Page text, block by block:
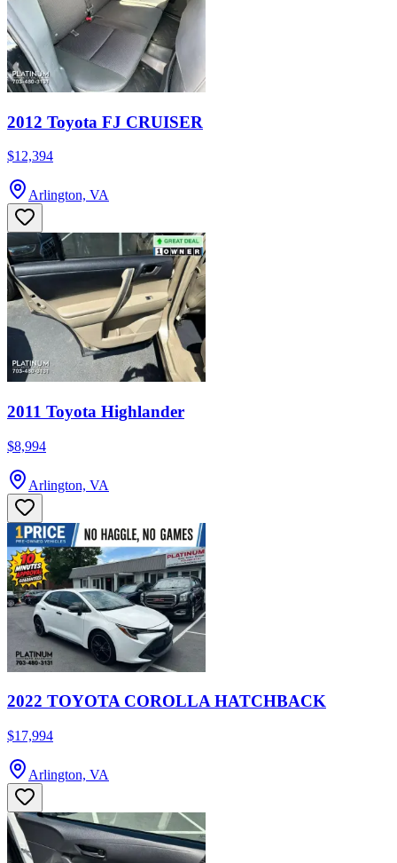
2012 Toyota FJ CRUISER
$12,394
Arlington, VA
2011 Toyota Highlander
$8,994
Arlington, VA
2022 TOYOTA COROLLA HATCHBACK
$17,994
Arlington, VA